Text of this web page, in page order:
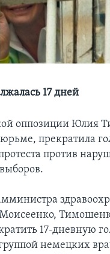
17 дней
оппозиции Юлия
прекратила
против
17-дневную
немецких